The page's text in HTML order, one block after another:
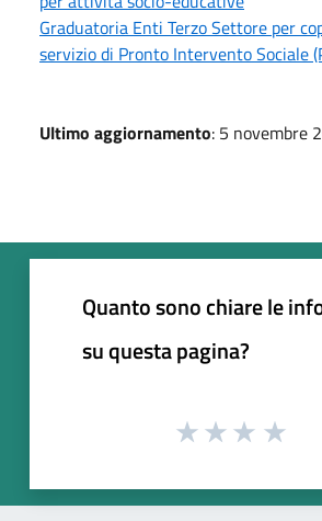
Graduatoria Enti Terzo Settore per
servizio di Pronto Intervento Sociale
Ultimo aggiornamento: 5 novembre
Quanto sono chiare le
su questa pagina?